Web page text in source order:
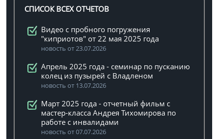
СПИСОК ВСЕХ ОТЧЕТОВ
Видео с пробного погружения
"киприотов" от 22 мая 2025 года
новость от 23.07.2026
Апрель 2025 года - семинар по пусканию
колец из пузырей с Владленом
новость от 13.07.2026
Март 2025 года - отчетный фильм с
мастер-класса Андрея Тихомирова по
работе с инвалидами
новость от 07.07.2026